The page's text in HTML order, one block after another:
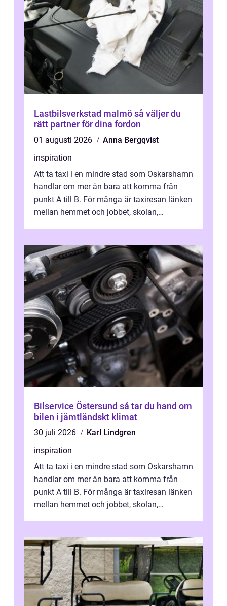
Lastbilsverkstad malmö så väljer du
rätt partner för dina fordon
01 augusti 2026
Anna Bergqvist
inspiration
Att ta taxi i en mindre stad som Oskarshamn
handlar om mer än bara att komma från
punkt A till B. För många är taxiresan länken
mellan hemmet och jobbet, skolan,
Bilservice Östersund så tar du hand om
bilen i jämtländskt klimat
30 juli 2026
Karl Lindgren
inspiration
Att ta taxi i en mindre stad som Oskarshamn
handlar om mer än bara att komma från
punkt A till B. För många är taxiresan länken
mellan hemmet och jobbet, skolan,